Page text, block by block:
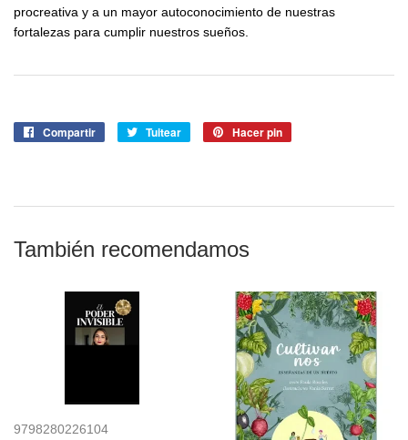
procreativa y a un mayor autoconocimiento de nuestras
fortalezas para cumplir nuestros sueños.
Compartir
CompartirTuitear
Tuitear Hacer pin
También recomendamos
9798280226104